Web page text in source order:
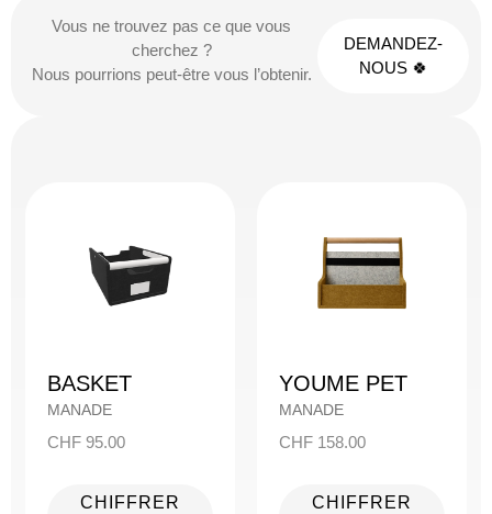
Vous ne trouvez pas ce que vous
cherchez ?
Nous pourrions peut-être vous l’obtenir.
DEMANDEZ-
NOUS 🍀
BASKET
MANADE
CHF95.00
CHIFFRER
YOUME PET
MANADE
CHF 158.00
CHIFFRER